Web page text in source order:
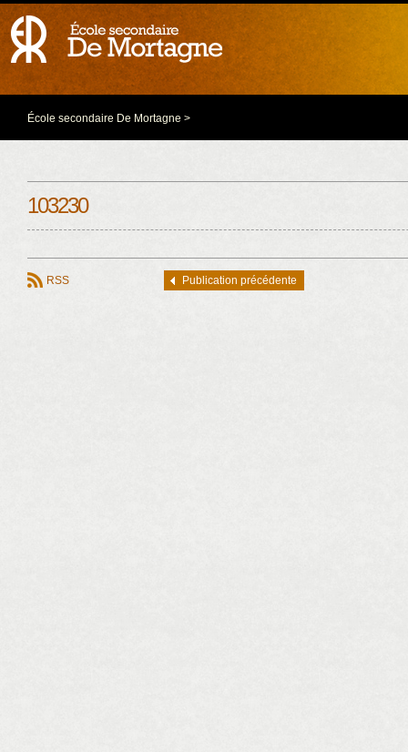
École secondaire De Mortagne >
103230
RSS Publication précédente